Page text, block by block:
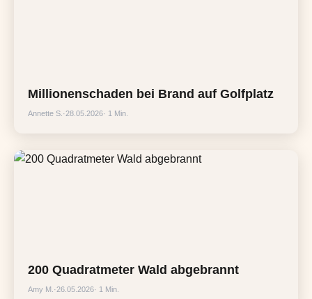
Millionenschaden bei Brand auf Golfplatz
Annette S. ·28.05.2026· 1 Min.
200 Quadratmeter Wald abgebrannt
Amy M. ·26.05.2026· 1 Min.